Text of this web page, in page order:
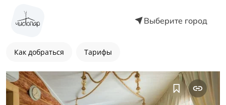
Выберите город
Как добраться Тарифы